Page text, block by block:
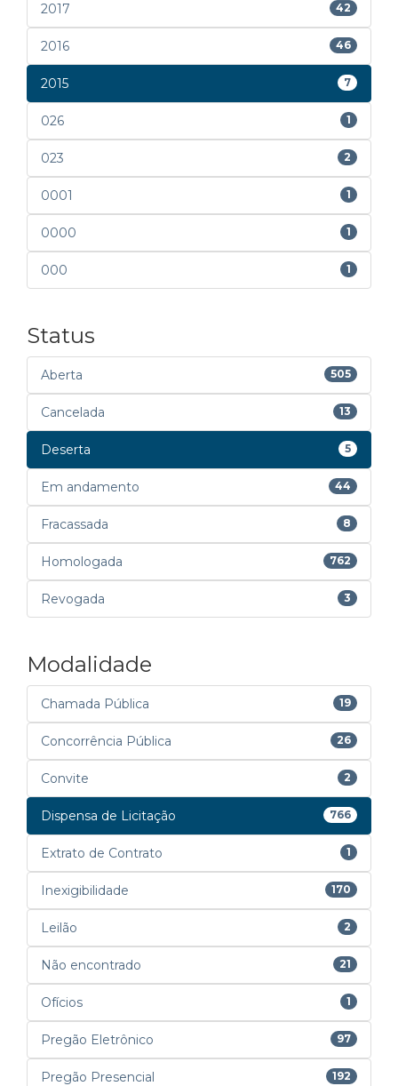
2017 42
2016 46
2015 7
026 1
023 2
0001 1
0000 1
000 1
Status
Aberta 505
Cancelada 13
Deserta 5
Em andamento 44
Fracassada 8
Homologada 762
Revogada 3
Modalidade
Chamada Pública 19
Concorrência Pública 26
Convite 2
Dispensa de Licitação 766
Extrato de Contrato 1
Inexigibilidade 170
Leilão 2
Não encontrado 21
Ofícios 1
Pregão Eletrônico 97
Pregão Presencial 192